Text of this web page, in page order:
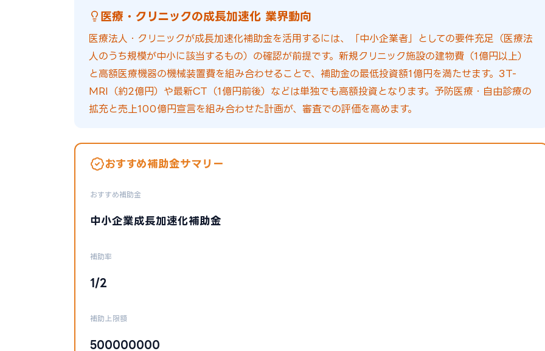
医療・クリニックの成長加速化 業界動向
医療法人・クリニックが成長加速化補助金を活用するには、「中小企業者」としての要件充足（医療法
人のうち規模が中小に該当するもの）の確認が前提です。新規クリニック施設の建物費（1億円以上）
と高額医療機器の機械装置費を組み合わせることで、補助金の最低投資額1億円を満たせます。3T-
MRI（約2億円）や最新CT（1億円前後）などは単独でも高額投資となります。予防医療・自由診療の
拡充と売上100億円宣言を組み合わせた計画が、審査での評価を高めます。
おすすめ補助金サマリー
おすすめ補助金
中小企業成長加速化補助金
補助率
1/2
補助上限額
500000000